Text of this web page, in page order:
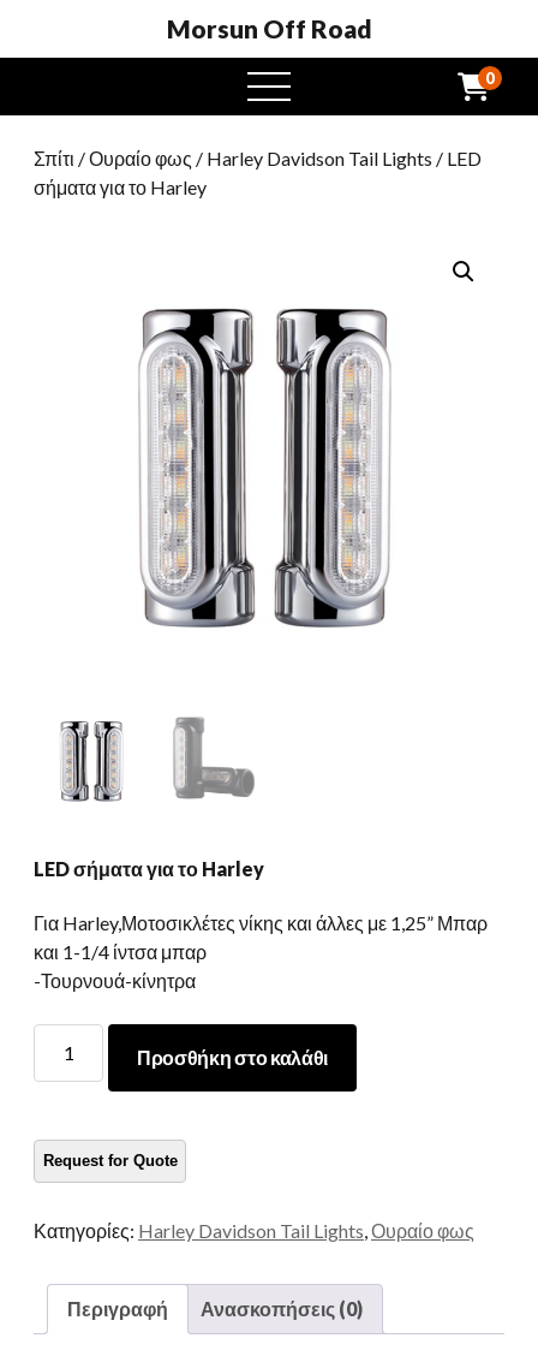
Morsun Off Road
μενού 0
Σπίτι /Ουραίο φως / Harley Davidson Tail Lights / LED
σήματα για το Harley
LED σήματα για το Harley
Για Harley,Μοτοσικλέτες νίκης και άλλες με 1,25” Μπαρ
και 1-1/4 ίντσα μπαρ
-Τουρνουά-κίνητρα
σήματα
Harley
ποσότητα
Προσθήκη στο καλάθι
Κατηγορίες: Harley Davidson Tail Lights Ουραίο φως
Περιγραφή Ανασκοπήσεις (0)